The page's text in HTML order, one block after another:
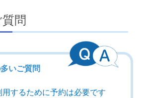
問
いご質問
用するために予約は必要です